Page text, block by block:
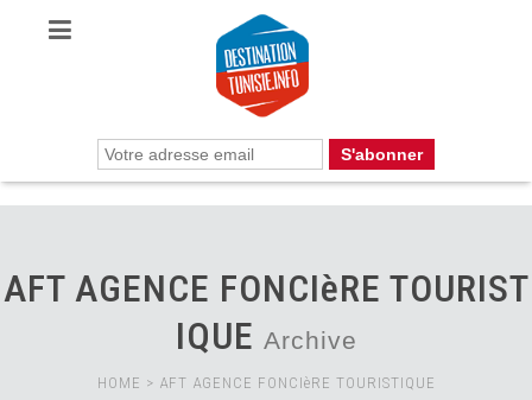
AFT AGENCE FONCIèRE TOURIST
IQUE Archive
HOME > AFT AGENCE FONCIèRE TOURISTIQUE